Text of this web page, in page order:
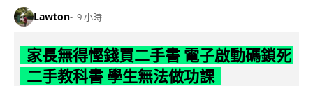
Lawton 9 小時
家長無得慳錢買二手書 電子啟動碼鎖死
二手教科書 學生無法做功課